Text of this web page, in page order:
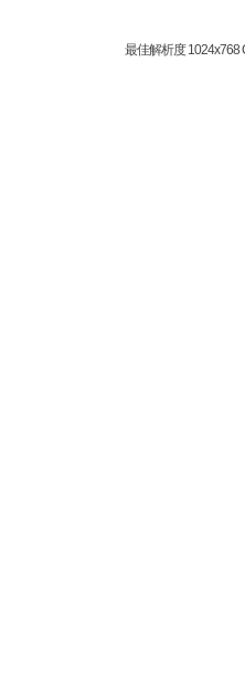
最佳解析度 1024x768